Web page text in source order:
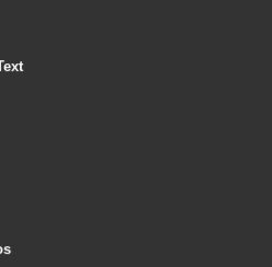
Krankentrage